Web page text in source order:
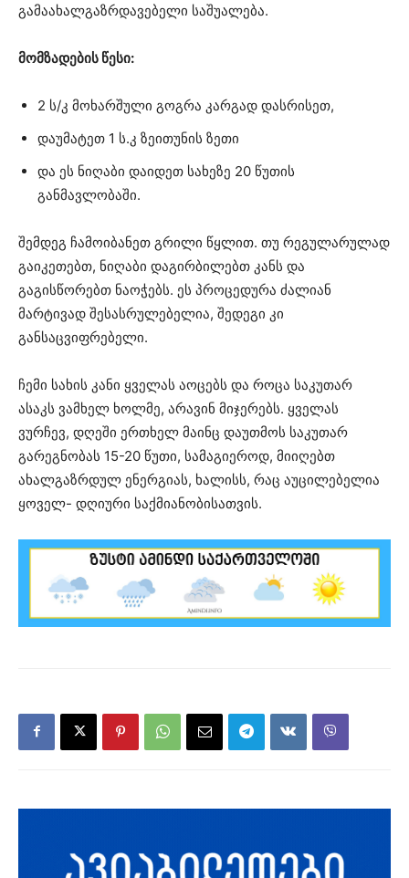
გამაახალგაზრდავებელი საშუალება.
მომზადების წესი:
2 ს/კ მოხარშული გოგრა კარგად დასრისეთ,
დაუმატეთ 1 ს.კ ზეითუნის ზეთი
და ეს ნიღაბი დაიდეთ სახეზე 20 წუთის
განმავლობაში.
შემდეგ ჩამოიბანეთ გრილი წყლით. თუ რეგულარულად
გაიკეთებთ, ნიღაბი დაგირბილებთ კანს და
გაგისწორებთ ნაოჭებს. ეს პროცედურა ძალიან
მარტივად შესასრულებელია, შედეგი კი
განსაცვიფრებელი.
ჩემი სახის კანი ყველას აოცებს და როცა საკუთარ
ასაკს ვამხელ ხოლმე, არავინ მიჯერებს. ყველას
ვურჩევ, დღეში ერთხელ მაინც დაუთმოს საკუთარ
გარეგნობას 15-20 წუთი, სამაგიეროდ, მიიღებთ
ახალგაზრდულ ენერგიას, ხალისს, რაც აუცილებელია
ყოველ- დღიური საქმიანობისათვის.